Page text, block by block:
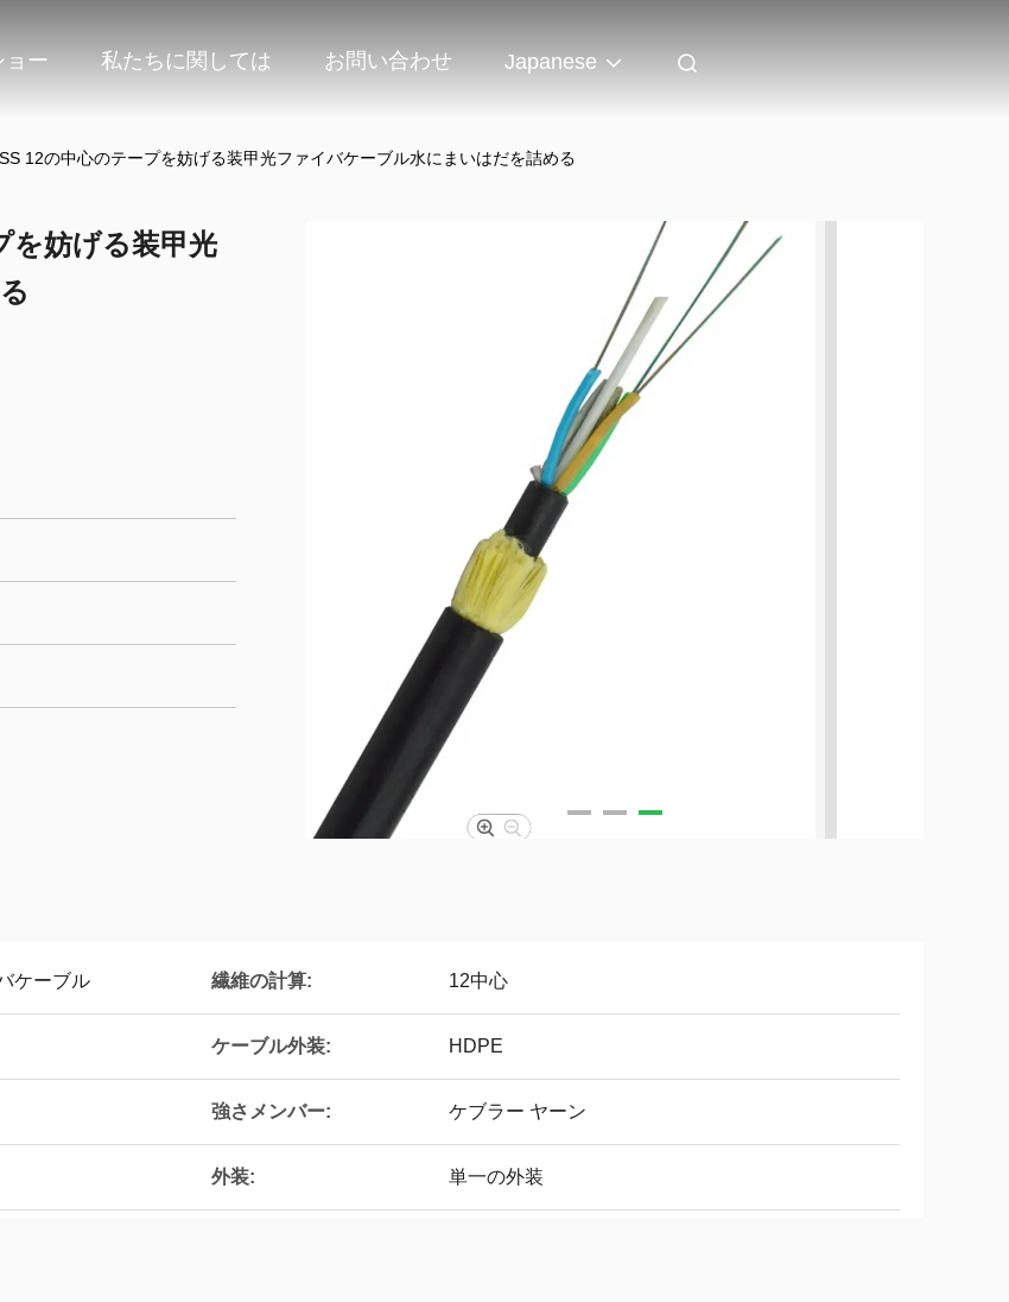
ョー 私たちに関しては お問い合わせ Japanese
12の中心のテープを妨げる装甲光ファイバケーブル水にまいはだを詰める
を妨げる装甲光
ケーブル 繊維の計算: 12中心
ケーブル外装: HDPE
強さメンバー: ケブラー ヤーン
外装: 単一の外装